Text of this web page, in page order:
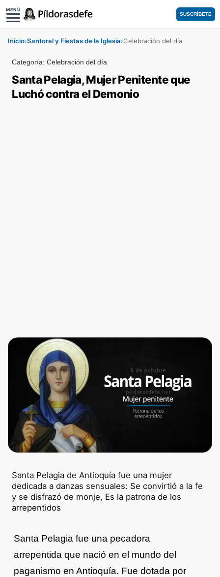
MENÚ
SUSCRÍBETE
Inicio›Santoral y Fiestas de la Iglesia›Celebración del día
Categoría:Celebración del día
Santa Pelagia, Mujer Penitente que
Luchó contra el Demonio
Santa Pelagia de Antioquía fue una mujer
dedicada a danzas sensuales: Se convirtió a la fe
y se disfrazó de monje, Es la patrona de los
arrepentidos
Santa Pelagia fue una pecadora
arrepentida que nació en el mundo del
paganismo en Antioquía. Fue dotada por